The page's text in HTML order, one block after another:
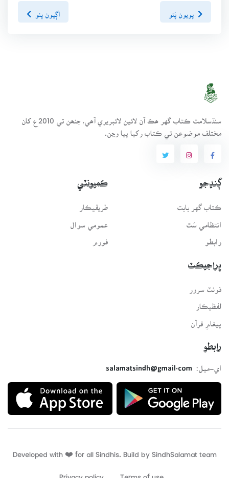
پويون پَنو اڳيون پنو
سنڌسلامت ڪتاب گهر ھڪ آن لائين لائبريري آھي، جنھن تي 2010ع کان
مختلف موضوعن تي ڪتاب رکيا پيا وڃن.
ڳنڍجو
ڪتاب گهر بابت
انتظامي سَٿ
رابطو
ڪميونٽي
طريقيڪار
عمومي سوال
فورم
پراجيڪٽ
لفظيڪار
پيغامِ قرآن
رابطو
اي-ميل:
salamatsindh@gmail.com
Developed with ❤️ for all Sindhis. Build by
Terms of use